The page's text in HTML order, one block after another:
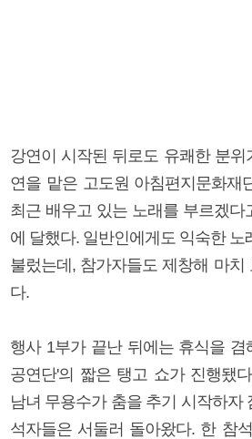
강연이 시작된 뒤로도 유쾌한 분위
연을 맡은 고도원 아침편지문화재
최근 배우고 있는 노래를 부르겠다
에 달했다. 일반인에게도 익숙한 노
불렀는데, 참가자들도 제창해 마치
다.
행사 1부가 끝난 뒤에는 휴식을 겸
공연단'의 짧은 탱고 쇼가 진행됐
남녀 무용수가 춤을 추기 시작하자
석자들은 서둘러 돌아왔다. 한 참